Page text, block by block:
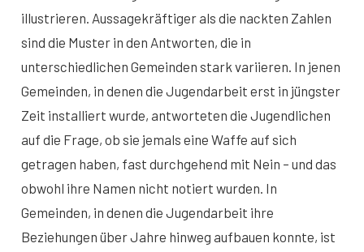
illustrieren. Aussagekräftiger als die nackten Zahlen
sind die Muster in den Antworten, die in
unterschiedlichen Gemeinden stark variieren. In jenen
Gemeinden, in denen die Jugendarbeit erst in jüngster
Zeit installiert wurde, antworteten die Jugendlichen
auf die Frage, ob sie jemals eine Waffe auf sich
getragen haben, fast durchgehend mit Nein – und das
obwohl ihre Namen nicht notiert wurden. In
Gemeinden, in denen die Jugendarbeit ihre
Beziehungen über Jahre hinweg aufbauen konnte, ist